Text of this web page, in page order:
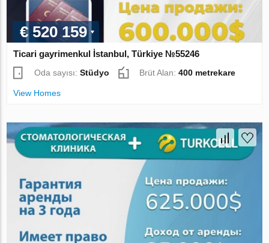
€ 520 159
Ticari gayrimenkul İstanbul, Türkiye №55246
Oda sayısı:Stüdyo Brüt Alan:400 metrekare
View Homes